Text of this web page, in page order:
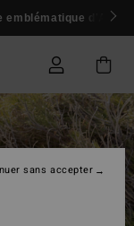
emblématique d'Andy
sans accepter